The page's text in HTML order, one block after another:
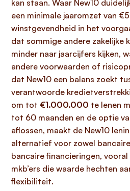
kan staan. Waar New10
een minimale jaaromzet van
winstgevendheid in het
dat sommige andere zakelijke
minder naar jaarcijfers kijken,
andere voorwaarden of
dat New10 een balans zoekt
verantwoorde
om tot €1.000.000 te lenen
tot 60 maanden en de optie
aflossen, maakt de New10
alternatief voor zowel
bancaire financieringen, vooral
mkb’ers die waarde hechten
flexibiliteit.